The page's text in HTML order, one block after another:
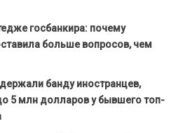
госбанкира: почему
больше вопросов, чем
банду иностранцев,
5 млн долларов у бывшего топ-